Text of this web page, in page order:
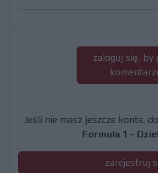
zaloguj się, by
Jeśli nie masz jeszcze konta,
Formula 1 -
zarejestruj